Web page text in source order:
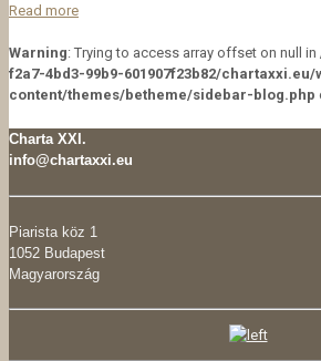
Read more
Warning: Trying to access array offset on null in
f2a7-4bd3-99b9-601907f23b82/chartaxxi.eu/
content/themes/betheme/sidebar-blog.php
Charta XXI.
info@chartaxxi.eu
Piarista köz 1
1052 Budapest
Magyarország